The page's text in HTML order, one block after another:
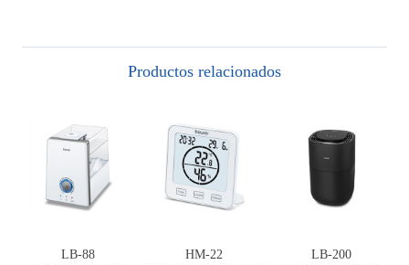
Productos relacionados
LB-88
HM-22
LB-200